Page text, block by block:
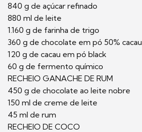
840 g de açúcar refinado
880 ml de leite
1.160 g de farinha de trigo
360 g de chocolate em pó 50% cacau
120 g de cacau em pó black
60 g de fermento químico
RECHEIO GANACHE DE RUM
450 g de chocolate ao leite nobre
150 ml de creme de leite
45 ml de rum
RECHEIO DE COCO